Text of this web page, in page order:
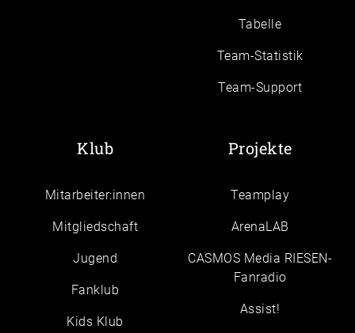
Tabelle
Team-Statistik
Team-Support
Klub
Mitarbeiter:innen
Mitgliedschaft
Jugend
Fanklub
Kids Klub
Projekte
Teamplay
ArenaLAB
CASMOS Media RIESEN-
Fanradio
Assist!